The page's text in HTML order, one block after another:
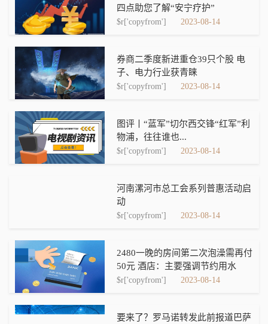
四点助您了解“安宁疗护”
$r['copyfrom'] 2023-08-14
券商二季度新进重仓39只个股 电
子、电力行业获青睐
$r['copyfrom'] 2023-08-14
图评丨“蓝军”切尔西交锋“红军”利
物浦，往往谁也...
$r['copyfrom'] 2023-08-14
河南漯河市总工会系列普惠活动启
动
$r['copyfrom'] 2023-08-14
2480一晚的房间第二次泡澡需再付
50元 酒店：主要强调节约用水
$r['copyfrom'] 2023-08-14
要来了？罗马诺转发此前报道巴萨